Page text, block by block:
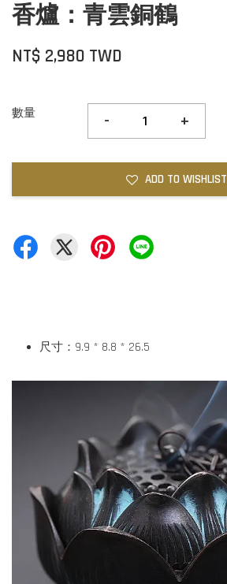
香爐：青雲銅鶴
NT$ 2,980 TWD
數量 - +
ADD TO WISHLIST
尺寸：9.9 * 8.8 * 26.5